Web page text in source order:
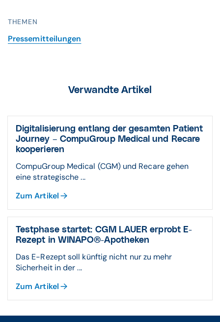
THEMEN
Pressemitteilungen
Verwandte Artikel
Digitalisierung entlang der gesamten Patient
Journey – CompuGroup Medical und Recare
kooperieren
CompuGroup Medical (CGM) und Recare gehen
eine strategische ...
Zum Artikel
Testphase startet: CGM LAUER erprobt E-
Rezept in WINAPO®-Apotheken
Das E-Rezept soll künftig nicht nur zu mehr
Sicherheit in der ...
Zum Artikel